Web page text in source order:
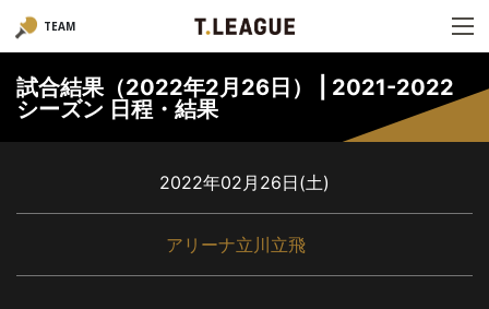
TEAM
試合結果（2022年2月26日） | 2021-2022
シーズン 日程・結果
2022年02月26日(土)
アリーナ立川立飛